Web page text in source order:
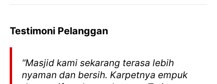
Testimoni Pelanggan
“Masjid kami sekarang terasa lebih
nyaman dan bersih. Karpetnya empuk